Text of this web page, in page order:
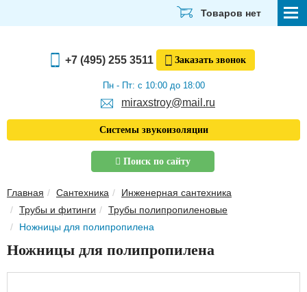
ОТДЕЛОЧНЫЕ МАТЕРИАЛЫ
ЭЛЕКТРИКА И ОСВЕЩЕНИЕ
ЗВУКОИЗОЛЯЦИЯ
ТЕПЛОИЗОЛЯЦИЯ
О компании
Товаров нет
+7 (495) 255 3511 Заказать звонок
Пн - Пт: с 10:00 до 18:00
miraxstroy@mail.ru
Системы звукоизоляции
Поиск по сайту
Главная Сантехника
Инженерная сантехника
Трубы и фитинги
Трубы полипропиленовые
Ножницы для полипропилена
Ножницы для полипропилена